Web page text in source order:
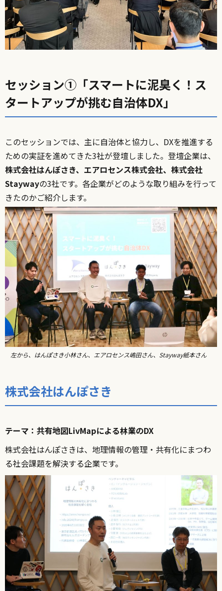
セッション① 「スマートに泥臭く！ス
タートアップが挑む自治体DX」
このセッションでは、主に自治体と協力し、DXを推進する
ための実証を進めてきた3社が登壇しました。登壇企業は、
株式会社はんぽさき、 エアロセンス株式会社、株式会社
Staywayの3社です。各企業がどのような取り組みを行って
きたのかご紹介します。
左から、はんぽさき小林さん、エアロセンス嶋田さん、Stayway紙本さん
株式会社はんぽさき
テーマ：共有地図LivMapによる林業のDX
株式会社はんぽさきは、地理情報の管理・共有化にまつわ
る社会課題を解決する企業です。